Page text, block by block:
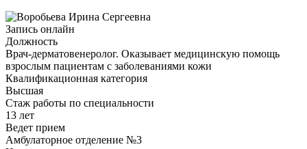
Запись онлайн
Должность
Врач-дерматовенеролог. Оказывает медицинскую помощь
взрослым пациентам с заболеваниями кожи
Квалификационная категория
Высшая
Стаж работы по специальности
13 лет
Ведет прием
Амбулаторное отделение №3